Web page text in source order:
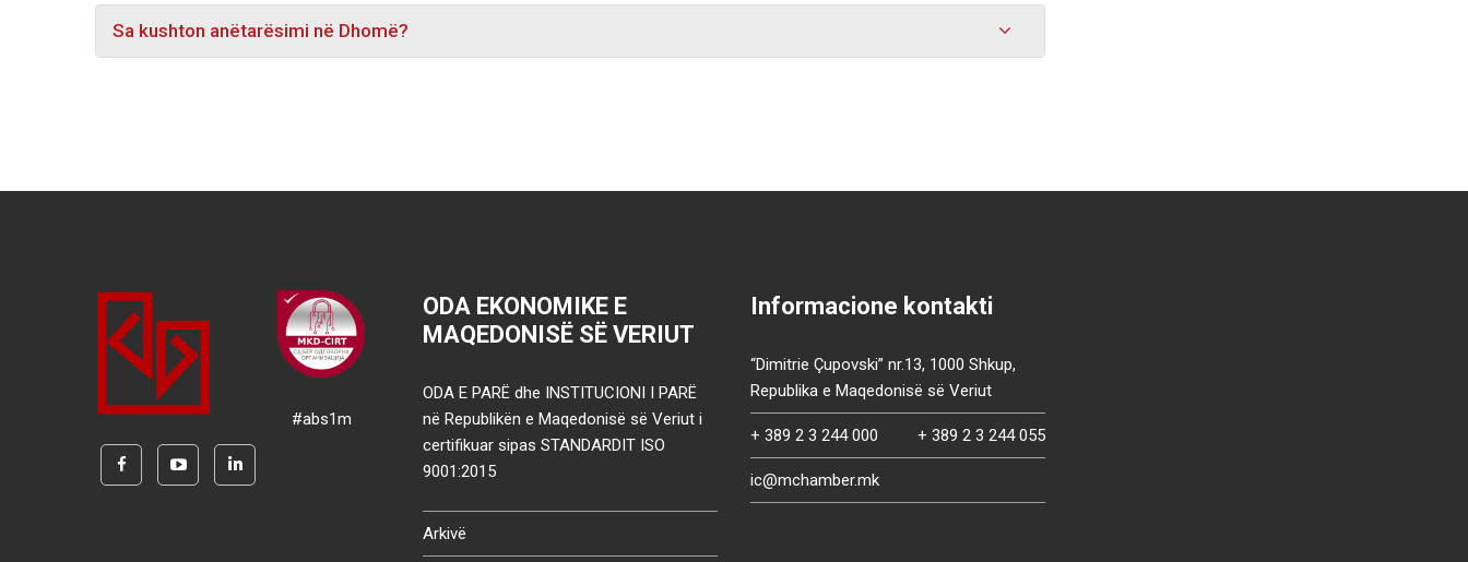
Sa kushton anëtarësimi në Dhomë?
#abs1m
ODA EKONOMIKE E
MAQEDONISË SË VERIUT
ODA E PARË dhe INSTITUCIONI I PARË
në Republikën e Maqedonisë së Veriut i
certifikuar sipas STANDARDIT ISO
9001:2015
Arkivë
Informacione kontakti
“Dimitrie Çupovski” nr.13, 1000 Shkup,
Republika e Maqedonisë së Veriut
+ 389 2 3 244 000 + 389 2 3 244 055
ic@mchamber.mk